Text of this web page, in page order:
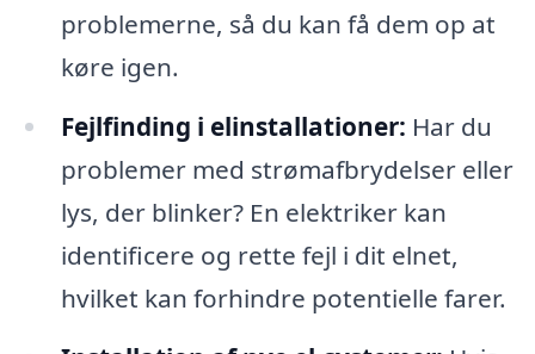
problemerne, så du kan få dem op at
køre igen.
Fejlfinding i elinstallationer: Har du
problemer med strømafbrydelser eller
lys, der blinker? En elektriker kan
identificere og rette fejl i dit elnet,
hvilket kan forhindre potentielle farer.